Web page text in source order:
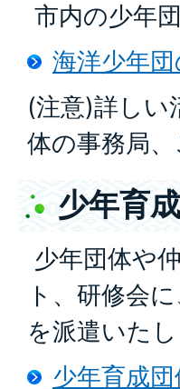
市内の少年
海洋少年
(注意)詳しい
体の事務局
少年育
少年団体や
ト、研修会
を派遣いたし
少年育成